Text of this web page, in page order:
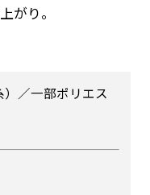
がり。
／一部ポリエス
ます。上部に棒袋
ます。上部に棒袋